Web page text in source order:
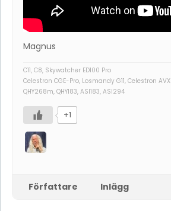
Magnus
C11, C8, Skywatcher ED100 Pro
Celestron CGE-Pro, Losmandy G11, Celestron AVX
QHY268m, QHY183, ASI183, ASI294
+1
Författare Inlägg